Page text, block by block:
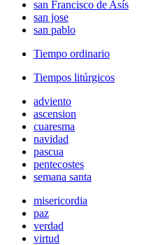
san Francisco de Asís
san jose
san pablo
Tiempo ordinario
Tiempos litúrgicos
adviento
ascension
cuaresma
navidad
pascua
pentecostes
semana santa
misericordia
paz
verdad
virtud